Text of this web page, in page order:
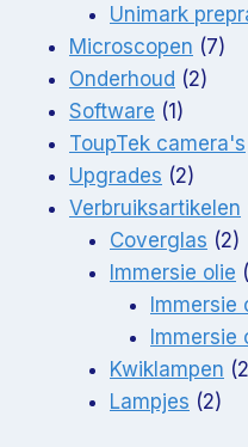
Unimark
Microscopen 77
Onderhoud 22
Software 1 1
product
ToupTek camera's
Upgrades 22
Verbruiksartikelen
Coverglas 22
Immersie olie
Immersie
Immersie
Kwiklampen 2
Lampjes 22